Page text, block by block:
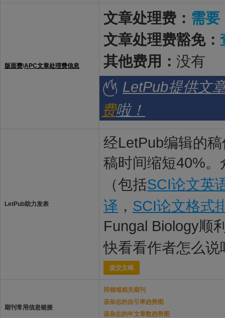
版面费/APC文章处理费信息
文章处理费： 需要
文章处理费豁免：
其他费用： 没有
LetPub提供文
费啦！
LetPub助力发表
经LetPub编辑的
稿时间缩短40%
（包括SCI论文英
译 ， SCI论文格式
Fungal Biology顺
快看看作者怎么说
提交文稿
期刊常用信息链接
同领域相关期刊
该杂志的自引率趋势图
该杂志的年文章数趋势图